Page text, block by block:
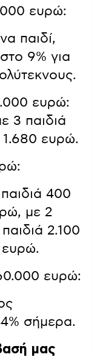
ευρώ:
παιδί,
9% για
ευρώ:
3 παιδιά
1.680 ευρώ.
400
με 2
2.100
ευρώ.
ευρώ:
σήμερα.
μας